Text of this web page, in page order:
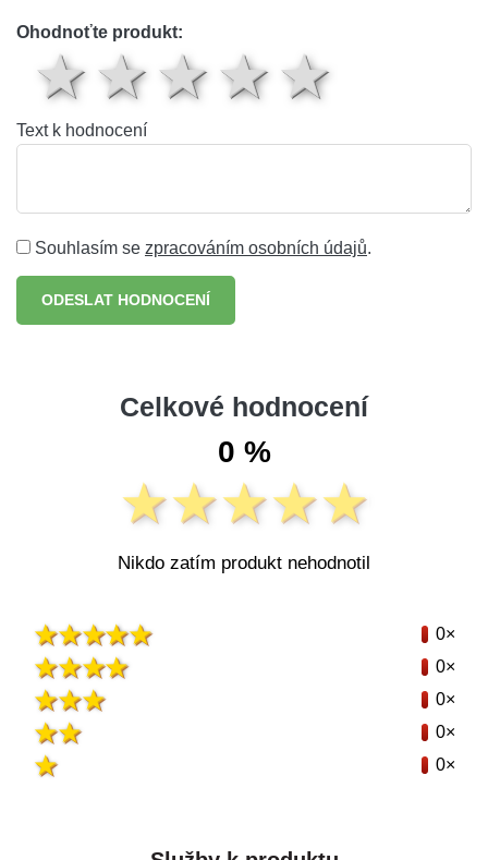
Ohodnoťte produkt:
4
3 hvězdy
2 hvězdy
1 hvězda
Text k hodnocení
Souhlasím se zpracováním osobních údajů.
ODESLAT HODNOCENÍ
Celkové hodnocení
0 %
Nikdo zatím produkt nehodnotil
0×
0×
0×
0×
0×